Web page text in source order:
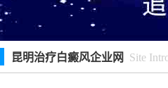
昆明治疗白癜风企业网 Site